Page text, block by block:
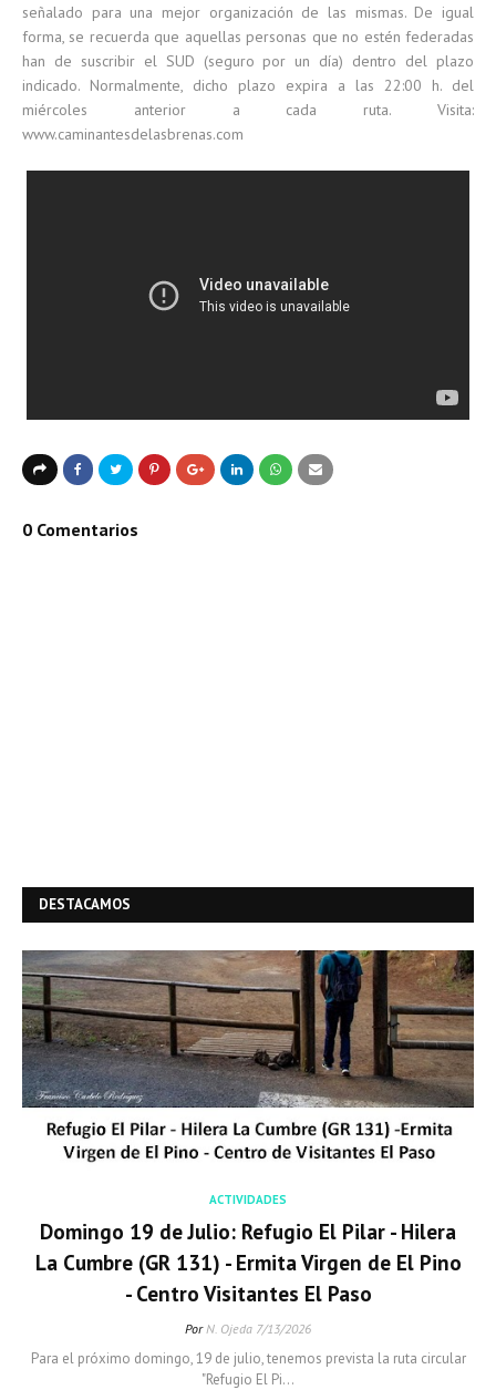
señalado para una mejor organización de las mismas. De igual
forma, se recuerda que aquellas personas que no estén federadas
han de suscribir el SUD (seguro por un día) dentro del plazo
indicado. Normalmente, dicho plazo expira a las 22:00 h. del
miércoles anterior a cada ruta. Visita:
www.caminantesdelasbrenas.com
0 Comentarios
DESTACAMOS
ACTIVIDADES
Domingo 19 de Julio: Refugio El Pilar - Hilera
La Cumbre (GR 131) - Ermita Virgen de El Pino
- Centro Visitantes El Paso
Por N. Ojeda 7/13/2026
Para el próximo domingo, 19 de julio, tenemos prevista la ruta circular
"Refugio El Pi…